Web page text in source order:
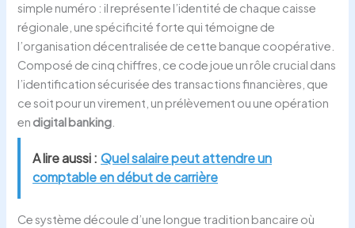
simple numéro : il représente l’identité de chaque caisse
régionale, une spécificité forte qui témoigne de
l’organisation décentralisée de cette banque coopérative.
Composé de cinq chiffres, ce code joue un rôle crucial dans
l’identification sécurisée des transactions financières, que
ce soit pour un virement, un prélèvement ou une opération
en digital banking
A lire aussi : Quel salaire peut attendre un
comptable en début de carrière
Ce système découle d’une longue tradition bancaire où